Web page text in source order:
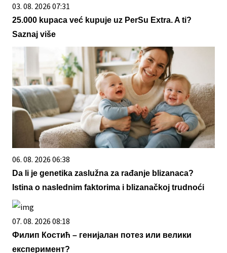
03. 08. 2026 07:31
25.000 kupaca već kupuje uz PerSu Extra. A ti?
Saznaj više
06. 08. 2026 06:38
Da li je genetika zaslužna za rađanje blizanaca?
Istina o naslednim faktorima i blizanačkoj trudnoći
07. 08. 2026 08:18
Филип Костић – генијалан потез или велики
експеримент?